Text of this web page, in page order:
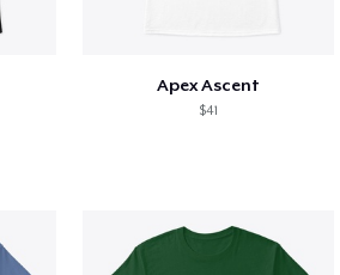
Apex Ascent
$41